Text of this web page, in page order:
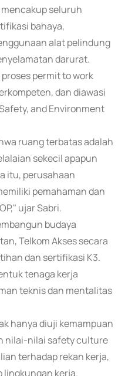
seluruh
bahaya,
alat pelindung
darurat.
permit to work
dan diawasi
and Environment
ruang terbatas adalah
sekecil apapun
itu, perusahaan
pemahaman dan
ujar Sabri.
budaya
Telkom Akses secara
dan sertifikasi K3.
tenaga kerja
teknis dan mentalitas
hanya diuji kemampuan
nilai-nilai safety culture
terhadap rekan kerja,
lingkungan kerja.